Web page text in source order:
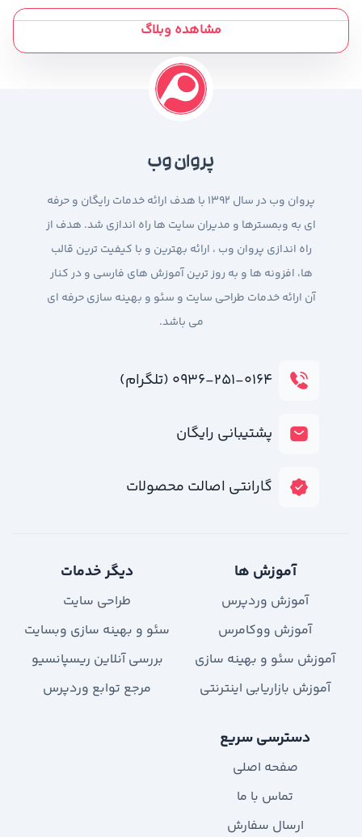
مشاهده وبلاگ
پروان وب
پروان وب در سال 1392 با هدف ارائه خدمات رایگان و حرفه
ای به وبمسترها و مدیران سایت ها راه اندازی شد. هدف از
راه اندازی پروان وب ، ارائه بهترین و با کیفیت ترین قالب
ها، افزونه ها و به روز ترین آموزش های فارسی و در کنار
آن ارائه خدمات طراحی سایت و سئو و بهینه سازی حرفه ای
می باشد.
۰۹۳۶-۲۵۱-۰۱۶۴ (تلگرام)
پشتیبانی رایگان
گارانتی اصالت محصولات
آموزش ها
آموزش وردپرس
آموزش ووکامرس
آموزش سئو و بهینه سازی
آموزش بازاریابی اینترنتی
دیگر خدمات
طراحی سایت
سئو و بهینه سازی وبسایت
بررسی آنلاین ریسپانسیو
مرجع توابع وردپرس
دسترسی سریع
صفحه اصلی
تماس با ما
ارسال سفارش